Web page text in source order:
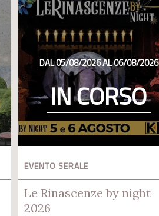
DAL 05/08/2026 AL 06/08/2026
IN CORSO
EVENTO SERALE
Le Rinascenze by night
2026